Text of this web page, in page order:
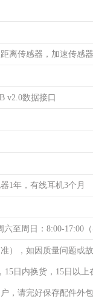
离传感器，加速传感
v2.0数据接口
1年，有线耳机3个月
至周日：8:00-17:00（
），如因质量问题或
日内换货，15日以
，请完好保存配件外